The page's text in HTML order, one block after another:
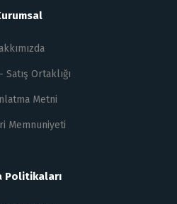
Satış Ortaklığı
Metni
Memnuniyeti
Politikaları